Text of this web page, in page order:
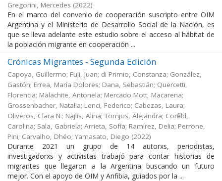
Gregorini, Mercedes (2022)
En el marco del convenio de cooperación suscripto entre OIM
Argentina y el Ministerio de Desarrollo Social de la Nación, es
que se lleva adelante este estudio sobre el acceso al hábitat de
la población migrante en cooperación ...
Crónicas Migrantes - Segunda Edición
Capoya, Guillermo; Fuji, Juan; di Primio, Constanza; González,
Gastón; Errea, María Dolores; Dana, Sebastián; Quercetti,
Florencia; Malachite, Antonela; Mercado Mott, Macarena;
Grossenbacher, Natalia; Lenci, Federico; Cabezas, Laura;
Oliveros, Clara N.; Najlis, Alina; Torrijos, Alejandra; Corfield,
Carolina; Sala, Gabriela; Arrieta, Sofía; Ramírez, Delia; Perrone,
Pini; Carvalho, Dhéo; Yamasato, Diego (2022)
Durante 2021 un grupo de 14 autorxs, periodistas,
investigadorxs y activistas trabajó para contar historias de
migrantes que llegaron a la Argentina buscando un futuro
mejor. Con el apoyo de OIM y Anfibia, guiados por la ...